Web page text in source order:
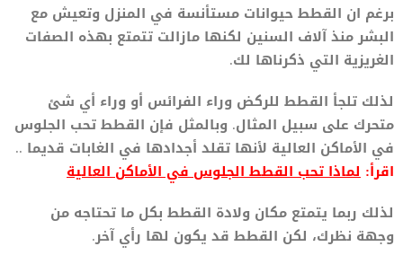
برغم ان القطط حيوانات مستأنسة في المنزل وتعيش مع
البشر منذ آلاف السنين لكنها مازالت تتمتع بهذه الصفات
الغريزية التي ذكرناها لك.
لذلك تلجأ القطط للركض وراء الفرائس أو وراء أي شئ
متحرك على سبيل المثال. وبالمثل فإن القطط تحب الجلوس
في الأماكن العالية لأنها تقلد أجدادها في الغابات قديما ..
اقرأ: لماذا تحب القطط الجلوس في الأماكن العالية
لذلك ربما يتمتع مكان ولادة القطط بكل ما تحتاجه من
وجهة نظرك، لكن القطط قد يكون لها رأي آخر.